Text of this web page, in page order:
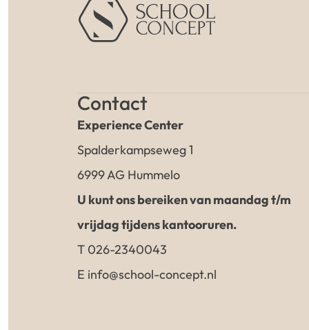
Contact
Experience Center
Spalderkampseweg 1
6999 AG Hummelo
U kunt ons bereiken van maandag t/m
vrijdag tijdens kantooruren.
T 026-2340043
E info@school-concept.nl